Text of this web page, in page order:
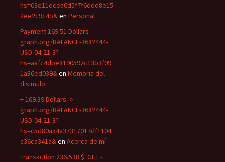
hs=03e11dcea6d5f7f6ddd8e15
2ee2c9c4b&en Personal
Payment 169.51 Dollars -
graph.org/BALANCE-3682444-
USD-04-21-3?
hs=aafc4dbe8190592c13b3f09
1a86ed039&en Memoria del
disimulo
+ 169.39 Dollars ->
graph.org/BALANCE-3682444-
USD-04-21-3?
hs=c5d80a54a37317017df1104
c36ca341a&en Acerca de mí
Transaction 236,538 $. GET -